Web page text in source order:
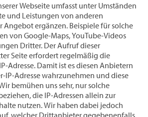
Webseite umfasst unter Umständen
und Leistungen von anderen
Angebot ergänzen. Beispiele für solche
von Google-Maps, YouTube-Videos
Dritter. Der Aufruf dieser
Seite erfordert regelmäßig die
Adresse. Damit ist es diesen Anbietern
IP-Adresse wahrzunehmen und diese
bemühen uns sehr, nur solche
die IP-Adressen allein zur
nutzen. Wir haben dabei jedoch
welcher Drittanbieter gegebenenfalls